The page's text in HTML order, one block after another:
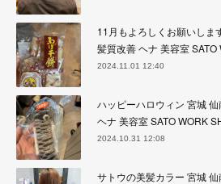
11月もよろしくお願いしま
髪質改善 ヘナ 美容室 SATO
2024.11.01 12:40
ハッピーハロウィン 宮城
ヘナ 美容室 SATO WORK
2024.10.31 12:08
サトウの美髪カラー 宮城